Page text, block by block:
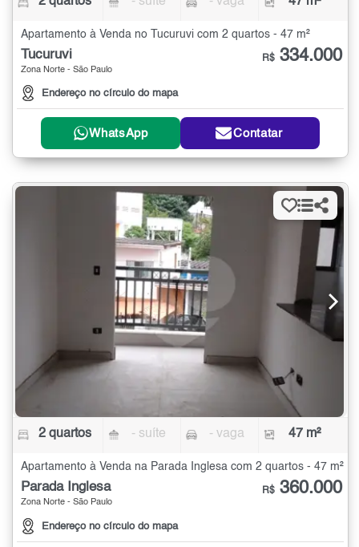
Apartamento à Venda no Tucuruvi com 2 quartos - 47 m²
Tucuruvi
Zona Norte - São Paulo
Endereço no círculo do mapa
R$ 334.000
WhatsApp Contatar
2 quartos - suíte - vaga 47 m²
Apartamento à Venda na Parada Inglesa com 2 quartos - 47 m²
Parada Inglesa
Zona Norte - São Paulo
Endereço no círculo do mapa
R$ 360.000